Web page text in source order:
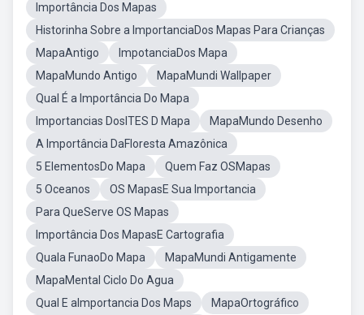
Importância Dos Mapas
Historinha Sobre a ImportanciaDos Mapas Para Crianças
MapaAntigo
ImpotanciaDos Mapa
MapaMundo Antigo
MapaMundi Wallpaper
Qual É a Importância Do Mapa
Importancias DosITES D Mapa
MapaMundo Desenho
A Importância DaFloresta Amazônica
5 ElementosDo Mapa
Quem Faz OSMapas
5 Oceanos
OS MapasE Sua Importancia
Para QueServe OS Mapas
Importância Dos MapasE Cartografia
Quala FunaoDo Mapa
MapaMundi Antigamente
MapaMental Ciclo Do Agua
Qual E aImportancia Dos Maps
MapaOrtográfico